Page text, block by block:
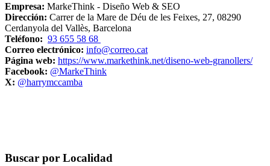
Empresa: MarkeThink - Diseño Web & SEO
Dirección: Carrer de la Mare de Déu de les Feixes, 27, 08290
Cerdanyola del Vallès, Barcelona
Teléfono: 93 655 58 68
Correo electrónico: info@correo.cat
Página web: https://www.markethink.net/diseno-web-granollers/
Facebook: @MarkeThink
X: @harrymccamba
Buscar por Localidad